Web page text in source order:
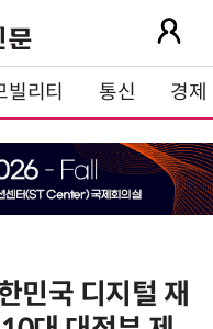
빌리티 통신 경제
민국 디지털 재